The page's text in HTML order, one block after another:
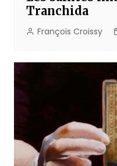
Tranchida
François Croissy